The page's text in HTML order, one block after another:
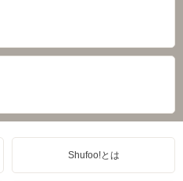
Shufoo!とは